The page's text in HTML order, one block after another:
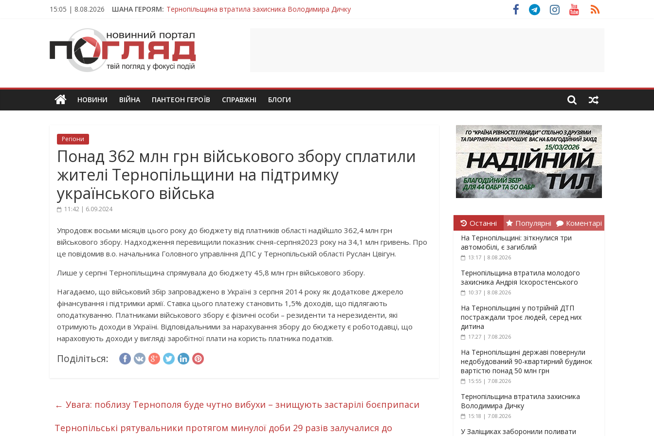
15:05 | 8.08.2026 ШАНА ГЕРОЯМ: Тернопільщина втратила захисника Володимира Дичку
На війні загинув молодий захисник Дмитро Березко з Тернопільщини
Тернопільщина втратила захисника Володимира Вельму
Тернопільщина втратила молодого захисника Андрія Іскоростенського
ПОГЛЯД
Новини
Тернополя.
новини
та
НОВИНИ ВІЙНА ПАНТЕОН ГЕРОЇВ СПРАВЖНІ БЛОГИ
Регіони
Понад 362 млн грн військового збору сплатили
жителі Тернопільщини на підтримку
українського війська
11:42 | 6.09.2024
Упродовж восьми місяців цього року до бюджету від платників області надійшло 362,4 млн грн
військового збору. Надходження перевищили показник січня-серпня2023 року на 34,1 млн гривень. Про
це повідомив в.о. начальника Головного управління ДПС у Тернопільській області Руслан Цвігун.
Лише у серпні Тернопільщина спрямувала до бюджету 45,8 млн грн військового збору.
Нагадаємо, що військовий збір запроваджено в Україні з серпня 2014 року як додаткове джерело
фінансування і підтримки армії. Ставка цього платежу становить 1,5% доходів, що підлягають
оподаткуванню. Платниками військового збору є фізичні особи – резиденти та нерезиденти, які
отримують доходи в Україні. Відповідальними за нарахування збору до бюджету є роботодавці, що
нараховують доходи у вигляді заробітної плати на користь платника податків.
Поділіться:
← Увага: поблизу Тернополя буде чутно вибухи – знищують застарілі боєприпаси
Тернопільські рятувальники протягом минулої доби 29 разів залучалися до
Останні Популярні Коментарі
На Тернопільщині: зіткнулися три
автомобілі, є загиблий
13:17 | 8.08.2026
Тернопільщина втратила молодого
захисника Андрія Іскоростенського
10:37 | 8.08.2026
На Тернопільщині у потрійній ДТП
постраждали троє людей, серед них
дитина
17:27 | 7.08.2026
На Тернопільщині державі повернули
недобудований 90-квартирний будинок
вартістю понад 50 млн грн
15:55 | 7.08.2026
Тернопільщина втратила захисника
Володимира Дичку
15:18 | 7.08.2026
У Заліщиках заборонили поливати